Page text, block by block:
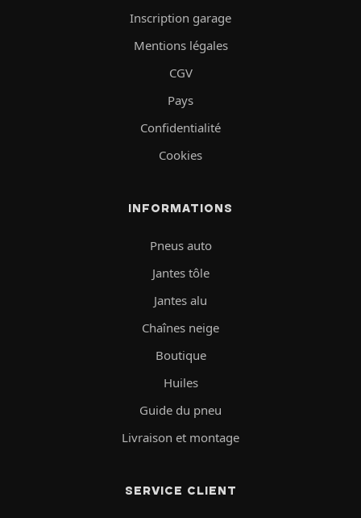
Inscription garage
Mentions légales
CGV
Pays
Confidentialité
Cookies
INFORMATIONS
Pneus auto
Jantes tôle
Jantes alu
Chaînes neige
Boutique
Huiles
Guide du pneu
Livraison et montage
SERVICE CLIENT